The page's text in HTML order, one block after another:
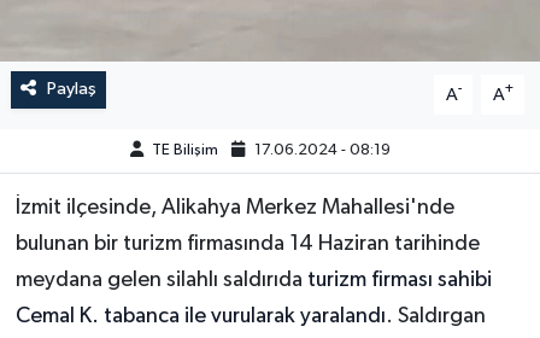
Paylaş A- A+
TE Bilişim 17.06.2024 - 08:19
İzmit ilçesinde, Alikahya Merkez Mahallesi'nde
bulunan bir turizm firmasında 14 Haziran tarihinde
meydana gelen silahlı saldırıda turizm firması sahibi
Cemal K. tabanca ile vurularak yaralandı. Saldırgan